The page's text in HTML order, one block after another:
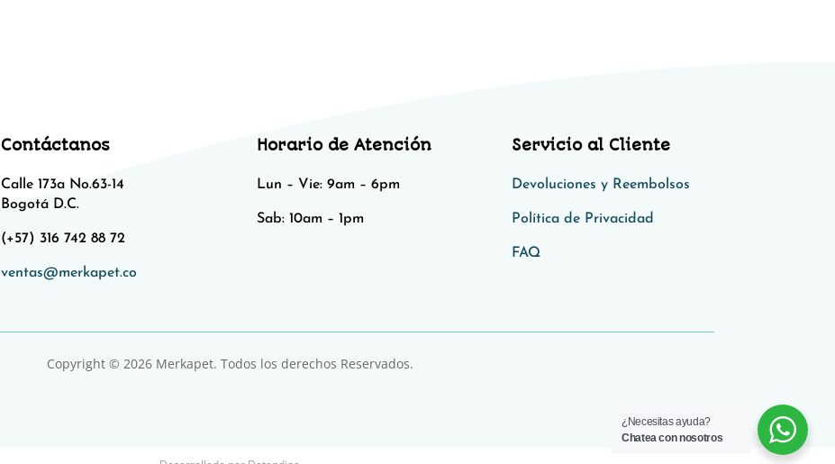
Contáctanos
Calle 173a No.63-14
Bogotá D.C.
(+57) 316 742 88 72
ventas@merkapet.co
Horario de Atención
Lun – Vie: 9am – 6pm
Sab: 10am – 1pm​​
Servicio al Cliente
Devoluciones y Reembolsos
Política de Privacidad​​
FAQ
Copyright © 2026 Merkapet. Todos los derechos Reservados.
¿Necesitas ayuda?
Chatea con nosotros